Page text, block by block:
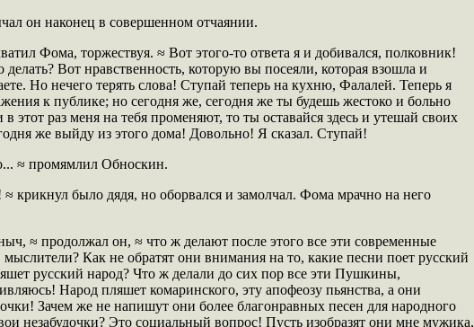
он наконец в совершенном отчаянии.
Фома, торжествуя. ≈ Вот этого-то ответа я и добивался, полковник!
Вот нравственность, которую вы посеяли, которая взошла и
Но нечего терять слова! Ступай теперь на кухню, Фалалей. Теперь я
к публике; но сегодня же, сегодня же ты будешь жестоко и больно
этот раз меня на тебя променяют, то ты оставайся здесь и утешай своих
же выйду из этого дома! Довольно! Я сказал. Ступай!
≈ промямлил Обноскин.
крикнул было дядя, но оборвался и замолчал. Фома мрачно на него
≈ продолжал он, ≈ что ж делают после этого все эти современные
Как не обратят они внимания на то, какие песни поет русский
русский народ? Что ж делали до сих пор все эти Пушкины,
Народ пляшет комаринского, эту апофеозу пьянства, а они
Зачем же не напишут они более благонравных песен для народного
незабудочки? Это социальный вопрос! Пусть изобразят они мне мужика,